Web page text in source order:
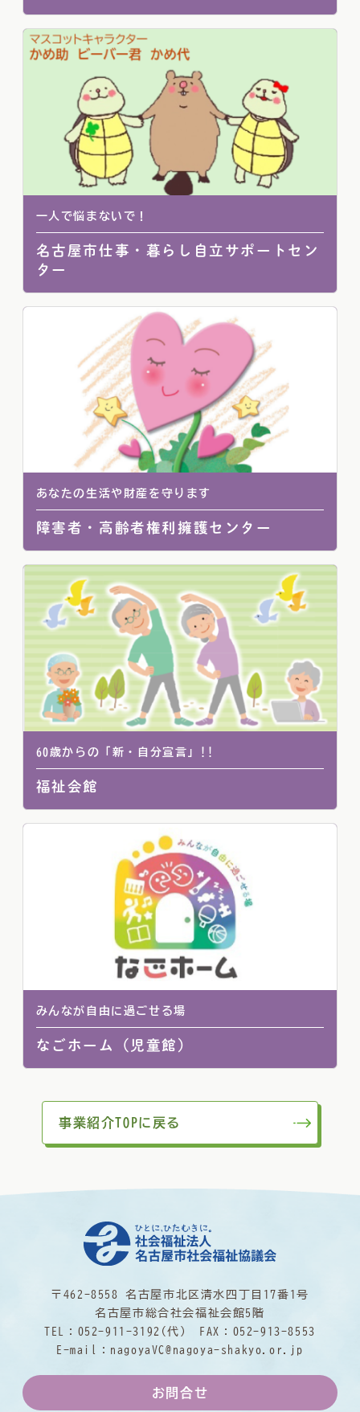
一人で悩まないで！
名古屋市仕事・暮らし自立サポートセン
ター
あなたの生活や財産を守ります
障害者・高齢者権利擁護センター
60歳からの「新・自分宣言」!!
福祉会館
みんなが自由に過ごせる場
なごホーム（児童館）
事業紹介TOPに戻る
〒462-8558 名古屋市北区清水四丁目17番1号
名古屋市総合社会福祉会館5階
TEL： 052-911-3192 (代) FAX：052-913-8553
E-mail： nagoyaVC@nagoya-shakyo.or.jp
お問合せ